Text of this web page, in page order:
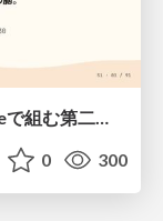
「寝てても仕事が進む」Claude Codeで組む第二の脳
0 300